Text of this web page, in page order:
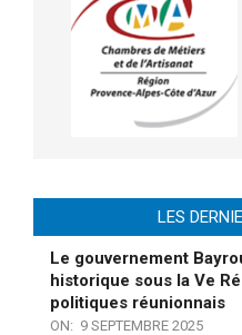
LES
Le gouvernement
historique sous la Ve
politiques réunionnais
ON: 9 SEPTEMBRE 2025